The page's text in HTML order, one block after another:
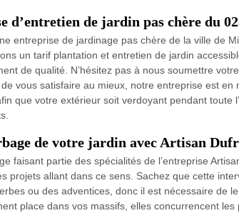
d’entretien de jardin pas chère du
entreprise de jardinage pas chère de la ville de
un tarif plantation et entretien de jardin
de qualité. N’hésitez pas à nous soumettre
vous satisfaire au mieux, notre entreprise est
que votre extérieur soit verdoyant pendant toute
de votre jardin avec Artisan
faisant partie des spécialités de l’entreprise
projets allant dans ce sens. Sachez que cette
ou des adventices, donc il est nécessaire de
place dans vos massifs, elles concurrencent